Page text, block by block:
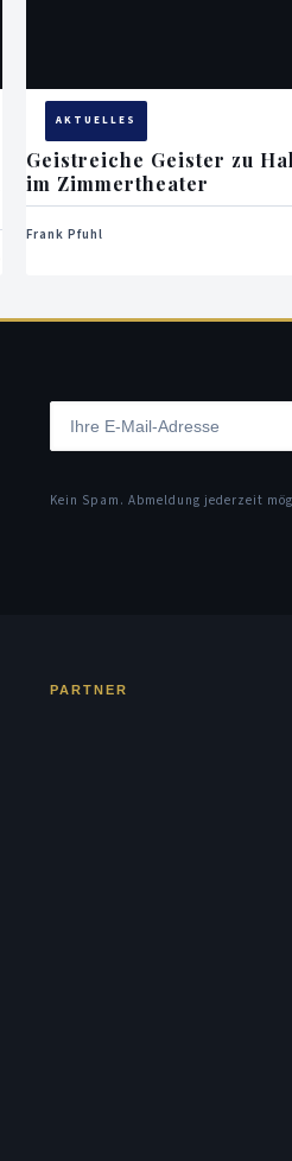
AKTUELLES
Geistreiche Geister zu
im Zimmertheater
Frank Pfuhl
Kein Spam. Abmeldung jederzeit
PARTNER